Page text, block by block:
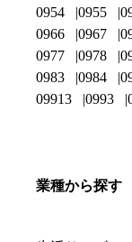
0954
0955
0966
0967
0977
0978
0983
0984
09913
0993
業種から探す